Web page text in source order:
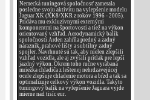
Nemecká tuningová spoločnosť zamerala
posledne svoju aktivitu na vylepšenie modelu
Jaguar XK (XK8/XKR z rokov 1996 - 2005).
Pridáva mu exkluzívnymi externými
komponentmi na športovosti a tiež na výkon
orientovaný vzhľad. Aerodynamický balík
spoločnosti Arden zahŕňa predný a zadný
nárazník, prahové lišty a subtílny zadný
spojler. Navrhnuté sú tak, aby nielen zlepšili
vzhľad vozidla, ale aj zvýšili prítlak pre lepší
jazdný výkon. Okrem toho ručne vyrábaná
mriežka chladiča z leštenej nehrdzavejúcej
ocele zlepšuje chladenie motora a bŕzd a tak sa
optimalizuje celkový výkon vozidla. Takýto
tuningový balík na vylepšenie Jaguara vyjde
mierne nad tisíc eur.